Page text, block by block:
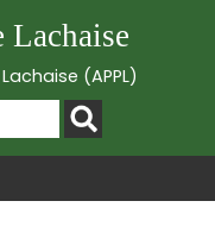
Lachaise
(APPL)